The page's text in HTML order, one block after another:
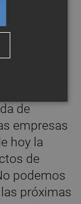
o
Esto
de
empresas
hoy la
de
podemos
próximas